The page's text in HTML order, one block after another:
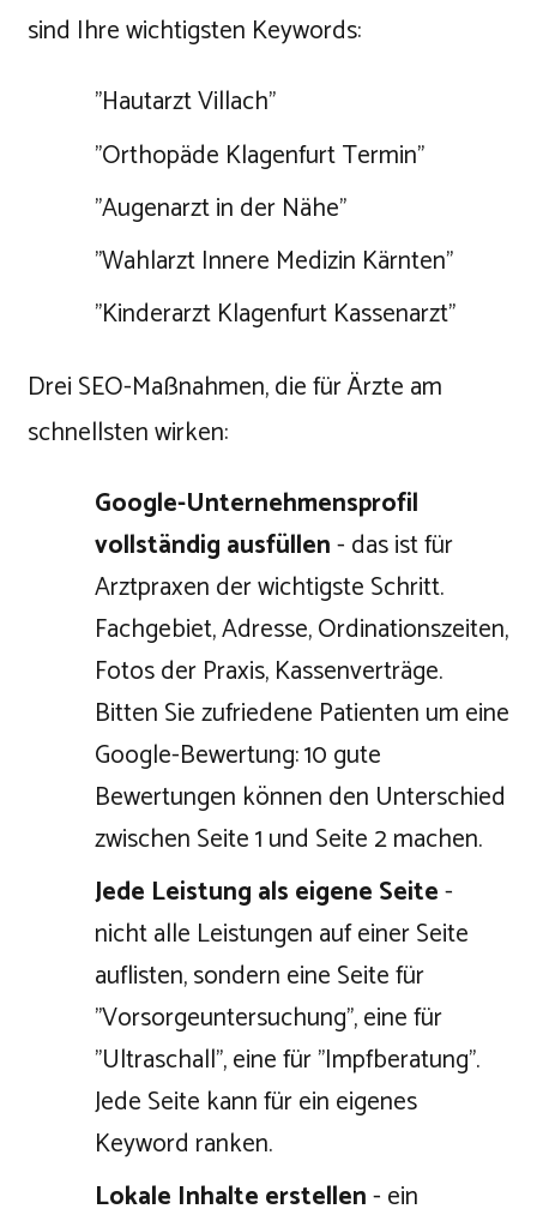
sind Ihre wichtigsten Keywords:
"Hautarzt Villach"
"Orthopäde Klagenfurt Termin"
"Augenarzt in der Nähe"
"Wahlarzt Innere Medizin Kärnten"
"Kinderarzt Klagenfurt Kassenarzt"
Drei SEO-Maßnahmen, die für Ärzte am
schnellsten wirken:
Google-Unternehmensprofil
vollständig ausfüllen- das ist für
Arztpraxen der wichtigste Schritt.
Fachgebiet, Adresse, Ordinationszeiten,
Fotos der Praxis, Kassenverträge.
Bitten Sie zufriedene Patienten um eine
Google-Bewertung: 10 gute
Bewertungen können den Unterschied
zwischen Seite 1 und Seite 2 machen.
Jede Leistung als eigene Seite-
nicht alle Leistungen auf einer Seite
auflisten, sondern eine Seite für
"Vorsorgeuntersuchung", eine für
"Ultraschall", eine für "Impfberatung".
Jede Seite kann für ein eigenes
Keyword ranken.
Lokale Inhalte erstellen- ein